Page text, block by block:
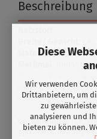
Diese
Wir verwenden
Drittanbietern, um
zu
analysieren und
bieten zu können.
Beschreibung
Material:83%
:
bietet. Eine subtile
Basisoptionen bietet.
Verwendung: